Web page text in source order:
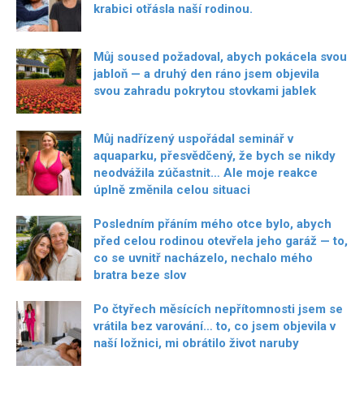
krabici otřásla naší rodinou.
Můj soused požadoval, abych pokácela svou
jabloň — a druhý den ráno jsem objevila
svou zahradu pokrytou stovkami jablek
Můj nadřízený uspořádal seminář v
aquaparku, přesvědčený, že bych se nikdy
neodvážila zúčastnit… Ale moje reakce
úplně změnila celou situaci
Posledním přáním mého otce bylo, abych
před celou rodinou otevřela jeho garáž — to,
co se uvnitř nacházelo, nechalo mého
bratra beze slov
Po čtyřech měsících nepřítomnosti jsem se
vrátila bez varování… to, co jsem objevila v
naší ložnici, mi obrátilo život naruby